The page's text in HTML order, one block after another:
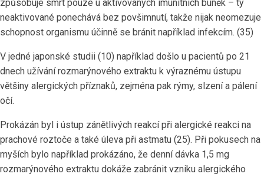
způsobuje smrt pouze u aktivovaných imunitních buněk – ty
neaktivované ponechává bez povšimnutí, takže nijak neomezuje
schopnost organismu účinně se bránit například infekcím. (35)
V jedné japonské studii (10) například došlo u pacientů po 21
dnech užívání rozmarýnového extraktu k výraznému ústupu
většiny alergických příznaků, zejména pak rýmy, slzení a pálení
očí.
Prokázán byl i ústup zánětlivých reakcí při alergické reakci na
prachové roztoče a také úleva při astmatu (25). Při pokusech na
myších bylo například prokázáno, že denní dávka 1,5 mg
rozmarýnového extraktu dokáže zabránit vzniku alergického